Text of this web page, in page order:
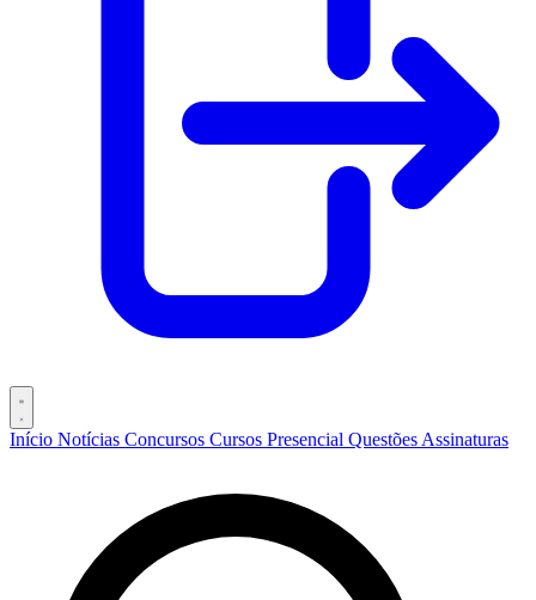
Início Notícias Concursos Cursos Presencial Questões Assinaturas